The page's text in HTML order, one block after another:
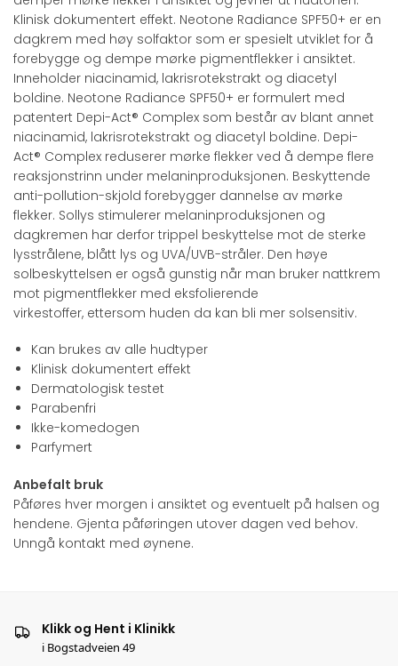
Klinisk dokumentert effekt. Neotone Radiance SPF50+ er en
dagkrem med høy solfaktor som er spesielt utviklet for å
forebygge og dempe mørke pigmentflekker i ansiktet.
Inneholder niacinamid, lakrisrotekstrakt og diacetyl
boldine. Neotone Radiance SPF50+ er formulert med
patentert Depi-Act® Complex som består av blant annet
niacinamid, lakrisrotekstrakt og diacetyl boldine. Depi-
Act® Complex reduserer mørke flekker ved å dempe flere
reaksjonstrinn under melaninproduksjonen. Beskyttende
anti-pollution-skjold forebygger dannelse av mørke
flekker. Sollys stimulerer melaninproduksjonen og
dagkremen har derfor trippel beskyttelse mot de sterke
lysstrålene, blått lys og UVA/UVB-stråler. Den høye
solbeskyttelsen er også gunstig når man bruker nattkrem
mot pigmentflekker med eksfolierende
virkestoffer, ettersom huden da kan bli mer solsensitiv.
Kan brukes av alle hudtyper
Klinisk dokumentert effekt
Dermatologisk testet
Parabenfri
Ikke-komedogen
Parfymert
Anbefalt bruk
Påføres hver morgen i ansiktet og eventuelt på halsen og
hendene. Gjenta påføringen utover dagen ved behov.
Unngå kontakt med øynene.
Klikk og Hent i Klinikk
i Bogstadveien 49